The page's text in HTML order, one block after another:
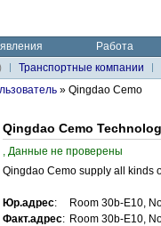
Работа
Транспортные компании
» Qingdao Cemo
Qingdao Cemo
, Данные не проверены
Qingdao Cemo supply all kinds
Юр.адрес:
Room 30b-E10,
Факт.адрес: Room 30b-E10,